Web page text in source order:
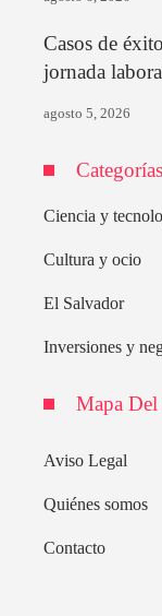
Casos de
jornada
agosto 5, 2026
Categorías
Ciencia y
Cultura y ocio
El Salvador
Inversiones y
Mapa
Aviso Legal
Quiénes somos
Contacto